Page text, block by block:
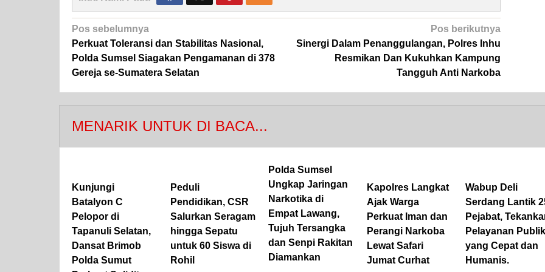
Navigasi
pos
Pos sebelumnya
Perkuat Toleransi dan Stabilitas Nasional,
Polda Sumsel Siagakan Pengamanan di 378
Gereja se-Sumatera Selatan
Pos berikutnya
Sinergi Dalam Penanggulangan, Polres Inhu
Resmikan Dan Kukuhkan Kampung
Tangguh Anti Narkoba
MENARIK UNTUK DI BACA...
Kunjungi
Batalyon C
Pelopor di
Tapanuli Selatan,
Dansat Brimob
Polda Sumut
Peduli
Pendidikan, CSR
Salurkan Seragam
hingga Sepatu
untuk 60 Siswa di
Rohil
Polda Sumsel
Ungkap Jaringan
Narkotika di
Empat Lawang,
Tujuh Tersangka
dan Senpi Rakitan
Diamankan
Kapolres Langkat
Ajak Warga
Perkuat Iman dan
Perangi Narkoba
Lewat Safari
Jumat Curhat
Wabup Deli
Serdang Lantik
Pejabat,
Pelayanan Publik
yang Cepat dan
Humanis.